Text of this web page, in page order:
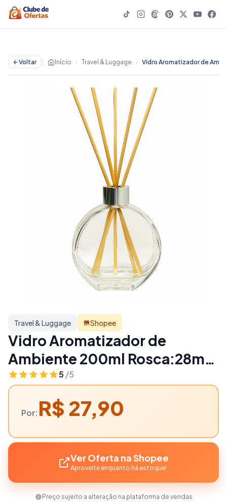
Voltar Início › Travel & Luggage ›
Travel & Luggage Shopee
Vidro Aromatizador de
Ambiente 200ml Rosca:28mm
| Travel & Luggage
5 /5
Por: R$ 27,90
Ver Oferta na Shopee
Aproveite enquanto há estoque!
Preço sujeito a alteração na plataforma de vendas